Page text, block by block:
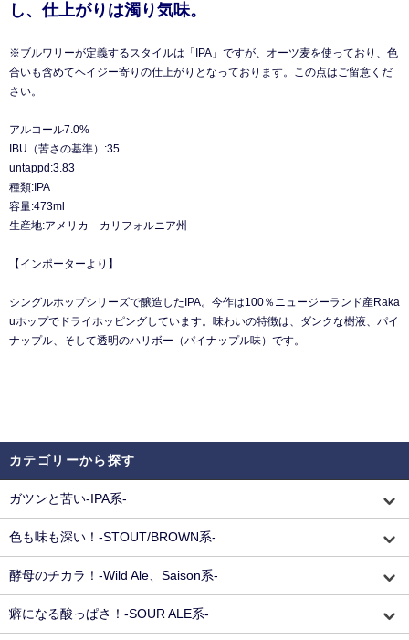
し、仕上がりは濁り気味。
※ブルワリーが定義するスタイルは「IPA」ですが、オーツ麦を使っており、色
合いも含めてヘイジー寄りの仕上がりとなっております。この点はご留意くだ
さい。
アルコール7.0%
IBU（苦さの基準）:35
untappd:3.83
種類:IPA
容量:473ml
生産地:アメリカ カリフォルニア州
【インポーターより】
シングルホップシリーズで醸造したIPA。今作は100％ニュージーランド産Raka
uホップでドライホッピングしています。味わいの特徴は、ダンクな樹液、パイ
ナップル、そして透明のハリボー（パイナップル味）です。
カテゴリーから探す
ガツンと苦い-IPA系-
色も味も深い！-STOUT/BROWN系-
酵母のチカラ！-Wild Ale、Saison系-
癖になる酸っぱさ！-SOUR ALE系-